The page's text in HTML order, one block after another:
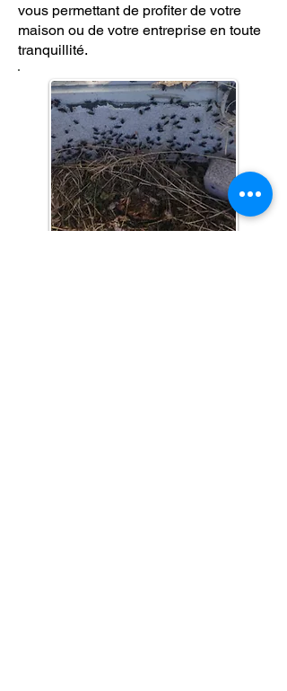
vous permettant de profiter de votre
maison ou de votre entreprise en toute
tranquillité.